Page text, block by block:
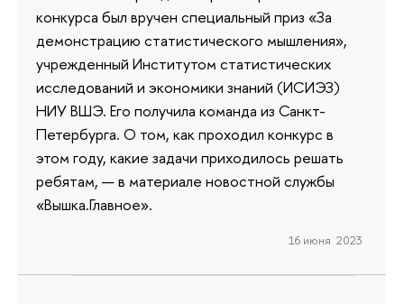
конкурса был вручен специальный приз «За
демонстрацию статистического мышления»,
учрежденный Институтом статистических
исследований и экономики знаний (ИСИЭЗ)
НИУ ВШЭ. Его получила команда из Санкт-
Петербурга. О том, как проходил конкурс в
этом году, какие задачи приходилось решать
ребятам, — в материале новостной службы
«Вышка.Главное».
16 июня 2023